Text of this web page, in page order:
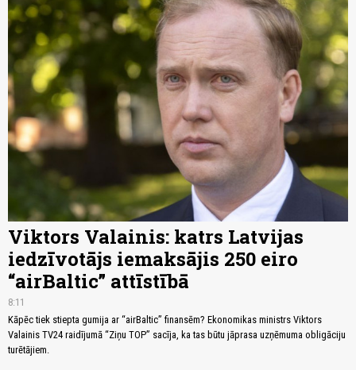
Viktors Valainis: katrs Latvijas
iedzīvotājs iemaksājis 250 eiro
“airBaltic” attīstībā
8:11
Kāpēc tiek stiepta gumija ar “airBaltic” finansēm? Ekonomikas ministrs Viktors
Valainis TV24 raidījumā “Ziņu TOP” sacīja, ka tas būtu jāprasa uzņēmuma obligāciju
turētājiem.